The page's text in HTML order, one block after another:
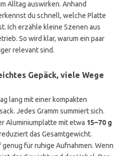
Alltag auswirken. Anhand
du schnell, welche Platte
Ich erzähle kleine Szenen aus
So wird klar, warum ein paar
relevant sind.
Gepäck, viele Wege
lang mit einer kompakten
Jedes Gramm summiert sich.
Aluminiumplatte mit etwa 15–70 g
das Gesamtgewicht.
für ruhige Aufnahmen. Wenn